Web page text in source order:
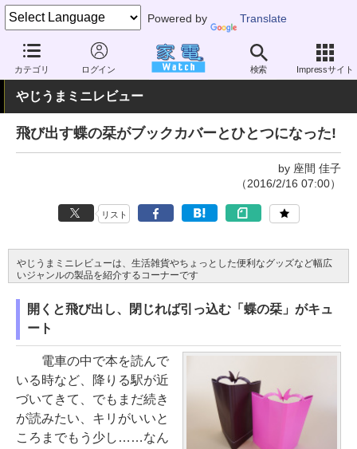
Powered by Translate
カテゴリ ログイン 検索 Impressサイト
家電 Watch その他・家電 雑貨 雑貨（一般）
やじうまミニレビュー
飛び出す蝶の栞がブックカバーとひとつになった!
by 座間 佳子
（2016/2/16 07:00）
リスト
やじうまミニレビューは、生活雑貨やちょっとした便利なグッズなど幅広
いジャンルの製品を紹介するコーナーです
開くと飛び出し、閉じれば引っ込む「蝶の栞」がキュ
ート
電車の中で本を読んで
いる時など、降りる駅が近
づいてきて、でもまだ続き
が読みたい、キリがいいと
ころまでもう少し……なん